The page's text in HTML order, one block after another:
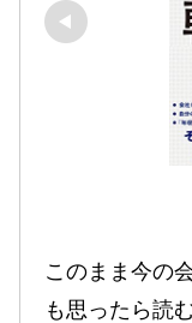
このまま今の
も思ったら読